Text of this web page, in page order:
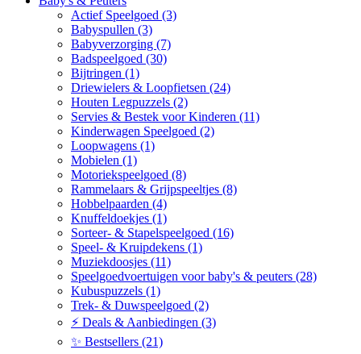
Actief Speelgoed (3)
Babyspullen (3)
Babyverzorging (7)
Badspeelgoed (30)
Bijtringen (1)
Driewielers & Loopfietsen (24)
Houten Legpuzzels (2)
Servies & Bestek voor Kinderen (11)
Kinderwagen Speelgoed (2)
Loopwagens (1)
Mobielen (1)
Motoriekspeelgoed (8)
Rammelaars & Grijpspeeltjes (8)
Hobbelpaarden (4)
Knuffeldoekjes (1)
Sorteer- & Stapelspeelgoed (16)
Speel- & Kruipdekens (1)
Muziekdoosjes (11)
Speelgoedvoertuigen voor baby's & peuters (28)
Kubuspuzzels (1)
Trek- & Duwspeelgoed (2)
⚡ Deals & Aanbiedingen (3)
✨ Bestsellers (21)